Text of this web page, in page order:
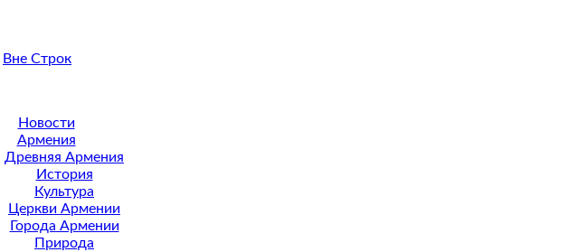
Вне Строк
Новости
Армения
Древняя Армения
История
Культура
Церкви Армении
Города Армении
Природа